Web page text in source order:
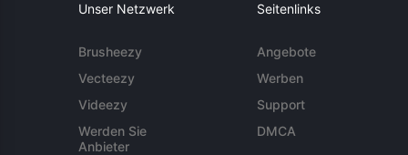
Unser Netzwerk
Brusheezy
Vecteezy
Videezy
Werden Sie
Anbieter
Seitenlinks
Angebote
Werben
Support
DMCA